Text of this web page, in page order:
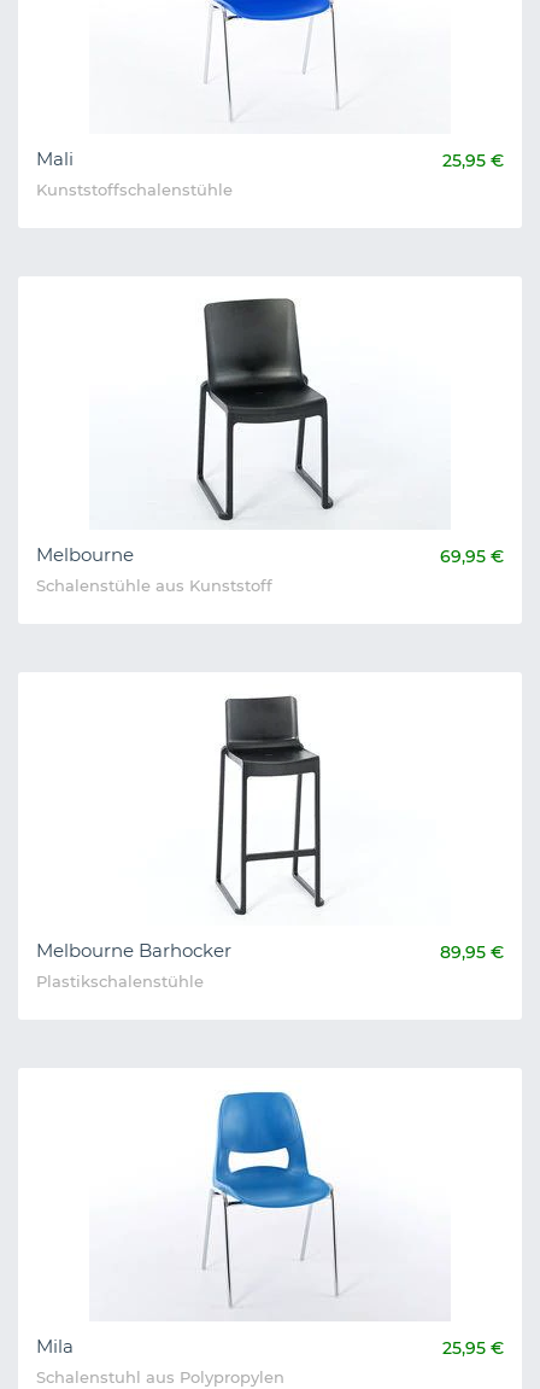
Mali 25,95 €
Kunststoffschalenstühle
Melbourne 69,95 €
Schalenstühle aus Kunststoff
Melbourne Barhocker 89,95 €
Plastikschalenstühle
Mila 25,95 €
Schalenstuhl aus Polypropylen